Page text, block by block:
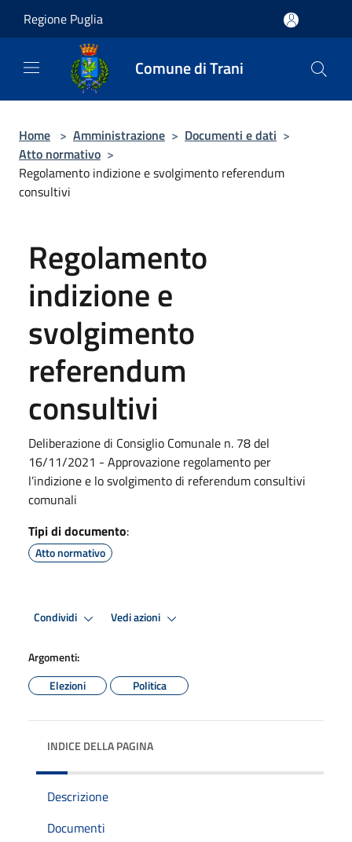
Regione Puglia
Comune di Trani
Home > Amministrazione > Documenti e dati >
Atto normativo >
Regolamento indizione e svolgimento referendum
consultivi
Regolamento
indizione e
svolgimento
referendum
consultivi
Deliberazione di Consiglio Comunale n. 78 del
16/11/2021 - Approvazione regolamento per
l’indizione e lo svolgimento di referendum consultivi
comunali
Tipi di documento:
Atto normativo
Condividi Vedi azioni
Argomenti:
Elezioni
Politica
INDICE DELLA PAGINA
Descrizione
Documenti